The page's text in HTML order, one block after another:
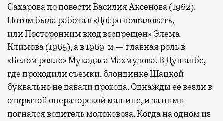
Сахарова по повести Василия Аксенова (1962).
Потом была работа в «Добро пожаловать,
или Посторонним вход воспрещен» Элема
Климова (1965), а в 1969-м — главная роль в
«Белом рояле» Мукадаса Махмудова. В Душанбе,
где проходили съемки, блондинке Шацкой
буквально не давали прохода. Однажды ее везли в
открытой операторской машине, и за ними
погнался водитель молоковоза. Когда на одном из